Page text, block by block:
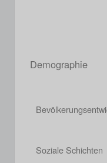
Demographie
Soziale Schichten